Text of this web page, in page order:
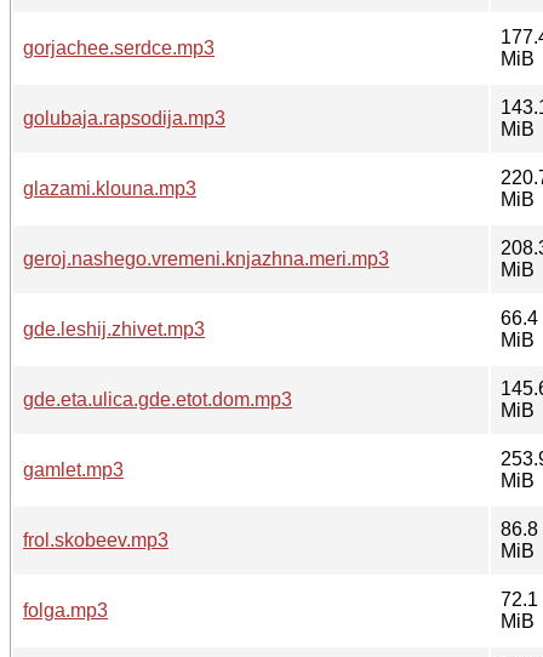
gorjachee.serdce.mp3
MiB
golubaja.rapsodija.mp3
MiB
glazami.klouna.mp3
MiB
geroj.nashego.vremeni.knjazhna.meri.mp3
MiB
gde.leshij.zhivet.mp3
66.4
MiB
gde.eta.ulica.gde.etot.dom.mp3
MiB
gamlet.mp3
MiB
frol.skobeev.mp3
86.8
MiB
folga.mp3
72.1
MiB